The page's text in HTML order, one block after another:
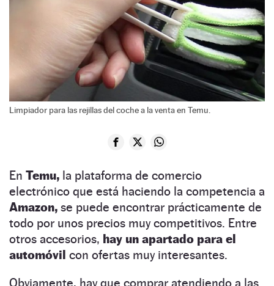
Limpiador para las rejillas del coche a la venta en Temu.
En Temu, la plataforma de comercio
electrónico que está haciendo la competencia a
Amazon, se puede encontrar prácticamente de
todo por unos precios muy competitivos. Entre
otros accesorios, hay un apartado para el
automóvil con ofertas muy interesantes.
Obviamente, hay que comprar atendiendo a las